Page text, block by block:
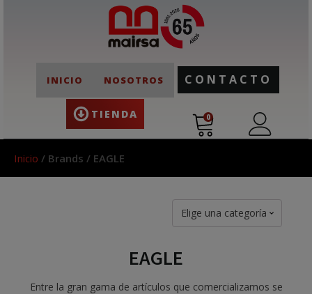
INICIO NOSOTROS
TIENDA
CONTACTO
0
Inicio / Brands / EAGLE
Elige una categoría
EAGLE
Entre la gran gama de artículos que comercializamos se